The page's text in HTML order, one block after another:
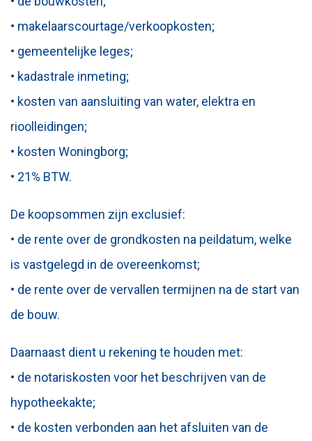
• makelaarscourtage/verkoopkosten;
• gemeentelijke leges;
• kadastrale inmeting;
• kosten van aansluiting van water, elektra en
rioolleidingen;
• kosten Woningborg;
• 21% BTW.
De koopsommen zijn exclusief:
• de rente over de grondkosten na peildatum, welke
is vastgelegd in de overeenkomst;
• de rente over de vervallen termijnen na de start van
de bouw.
Daarnaast dient u rekening te houden met:
• de notariskosten voor het beschrijven van de
hypotheekakte;
• de kosten verbonden aan het afsluiten van de